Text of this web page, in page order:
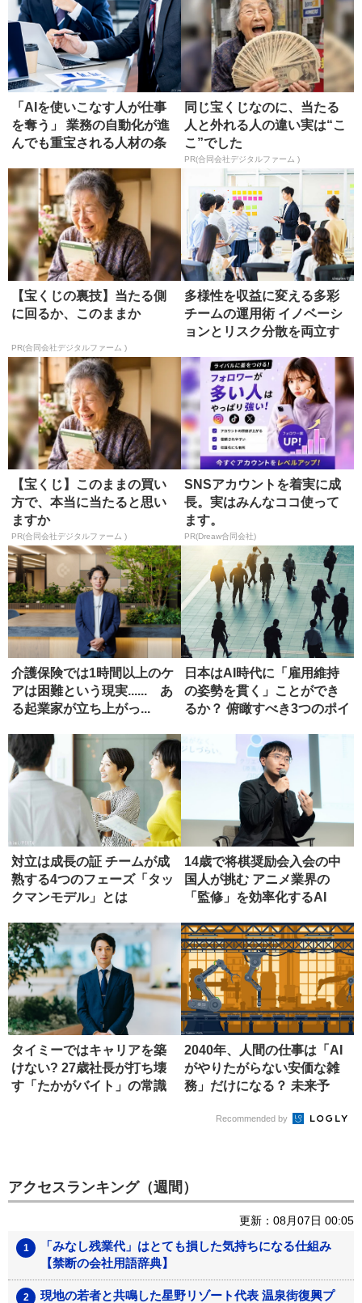
「AIを使いこなす人が仕事
を奪う」 業務の自動化が進
んでも重宝される人材の条
同じ宝くじなのに、当たる
人と外れる人の違い実は“こ
こ”でした
PR(合同会社デジタルファーム )
【宝くじの裏技】当たる側
に回るか、このままか
PR(合同会社デジタルファーム )
多様性を収益に変える多彩
チームの運用術 イノベーシ
ョンとリスク分散を両立す
【宝くじ】このままの買い
方で、本当に当たると思い
ますか
PR(合同会社デジタルファーム )
SNSアカウントを着実に成
長。実はみんなココ使って
ます。
PR(Dreaw合同会社)
介護保険では1時間以上のケ
アは困難という現実...... あ
る起業家が立ち上がっ...
日本はAI時代に「雇用維持
の姿勢を貫く」ことができ
るか？ 俯瞰すべき3つのポイ
対立は成長の証 チームが成
熟する4つのフェーズ「タッ
クマンモデル」とは
14歳で将棋奨励会入会の中
国人が挑む アニメ業界の
「監修」を効率化するAI
タイミーではキャリアを築
けない? 27歳社長が打ち壊
す「たかがバイト」の常識
2040年、人間の仕事は「AI
がやりたがらない安価な雑
務」だけになる？ 未来予
Recommended by
アクセスランキング（週間）
更新：08月07日 00:05
「みなし残業代」はとても損した気持ちになる仕組み
【禁断の会社用語辞典】
現地の若者と共鳴した星野リゾート代表 温泉街復興プ